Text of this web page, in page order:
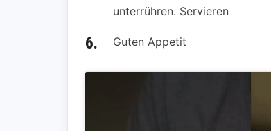
unterrühren. Servieren
Guten Appetit